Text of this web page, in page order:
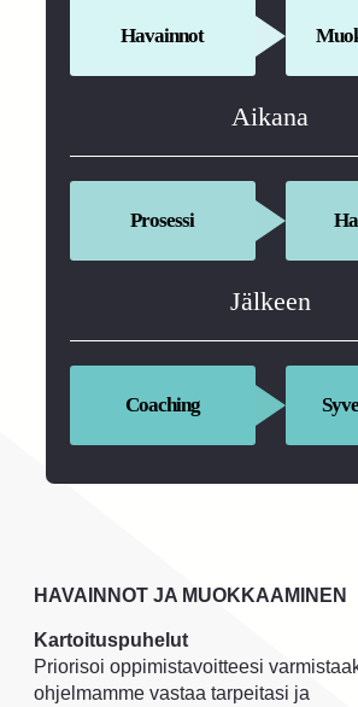
Havainnot
Aikana
Prosessi
Jälkeen
Coaching
HAVAINNOT JA MUOKKAAMINEN
Kartoituspuhelut
Priorisoi oppimistavoitteesi
ohjelmamme vastaa tarpeitasi ja